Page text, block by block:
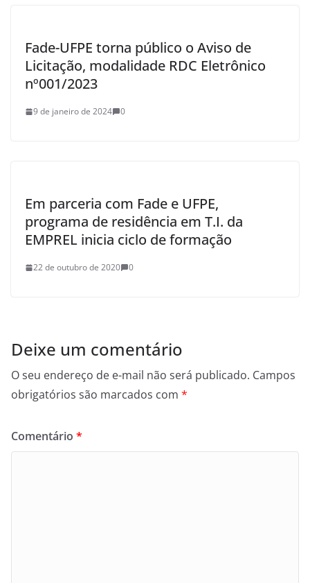
Fade-UFPE torna público o Aviso de
Licitação, modalidade RDC Eletrônico
nº001/2023
9 de janeiro de 2024 0
Em parceria com Fade e UFPE,
programa de residência em T.I. da
EMPREL inicia ciclo de formação
22 de outubro de 2020 0
Deixe um comentário
O seu endereço de e-mail não será publicado. Campos
obrigatórios são marcados com *
Comentário *